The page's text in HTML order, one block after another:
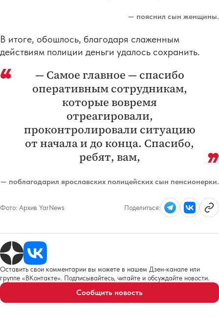
— пояснил сын женщины.
В итоге, обошлось, благодаря слаженным
действиям полиции деньги удалось сохранить.
— Самое главное — спасибо
оперативным сотрудникам,
которые вовремя
отреагировали,
проконтролировали ситуацию
от начала и до конца. Спасибо,
ребят, вам,
— поблагодарил ярославских полицейских сын пенсионерки.
Фото: Архив YarNews Поделиться:
Оставить свои комментарии вы можете в нашем Дзен-канале или
группе «ВКонтакте». Подписывайтесь, читайте и обсуждайте новости.
Сообщить новость